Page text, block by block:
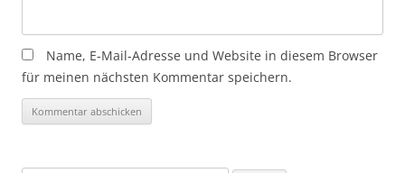
Name, E-Mail-Adresse und Website in diesem Browser
für meinen nächsten Kommentar speichern.